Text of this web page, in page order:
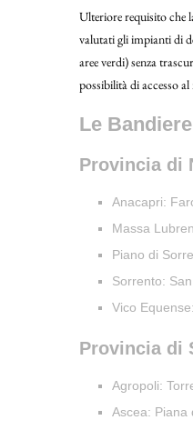
Ulteriore requisito che
valutati gli impianti di
aree verdi) senza
possibilità di accesso
Le
Provincia di
Anacapri:
Massa
Piano di
Sorrento:
Vico
Provincia di
Agropoli:
Ascea: Piana